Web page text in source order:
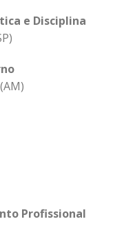
e Disciplina
Profissional